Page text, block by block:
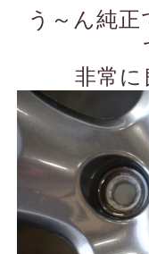
う～ん純
非常に